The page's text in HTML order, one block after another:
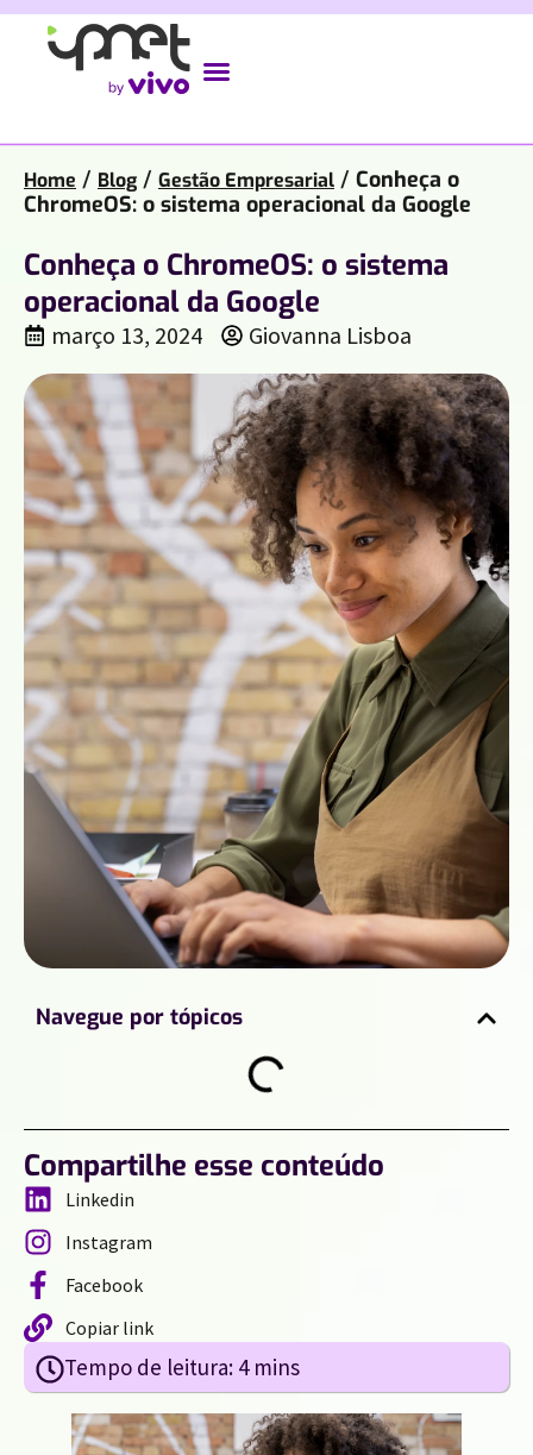
Home / Blog / Gestão Empresarial / Conheça o
ChromeOS: o sistema operacional da Google
Conheça o ChromeOS: o sistema
operacional da Google
março 13, 2024 Giovanna Lisboa
Navegue por tópicos
Compartilhe esse conteúdo
Linkedin
Instagram
Facebook
Copiar link